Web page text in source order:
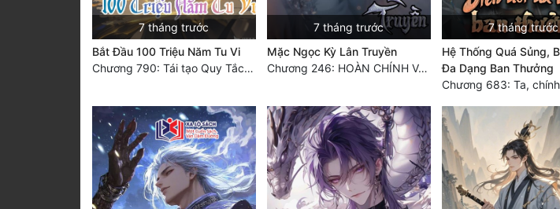
7 tháng trước
Bắt Đầu 100 Triệu Năm Tu Vi
Chương 790: Tái tạo Quy Tắc, có nhi La Hằng (đại kết cục)
7 tháng trước
Mặc Ngọc Kỳ Lân Truyền
Chương 246: HOÀN CHÍNH VĂN
7 tháng trước
Hệ Thống Quá Sủng,
Đa Dạng Ban Thưởng